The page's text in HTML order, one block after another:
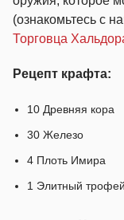
(ознакомьтесь с
Торговца
Рецепт крафта:
10 Древняя кора
30 Железо
4 Плоть Имира
1 Элитный